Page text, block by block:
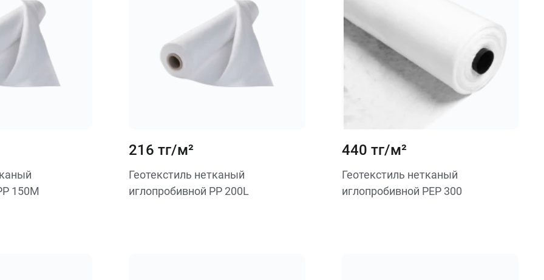
150M
216 тг/м²
Геотекстиль нетканый
иглопробивной PP 200L
440 тг/м²
Геотекстиль нетканый
иглопробивной PEP 300